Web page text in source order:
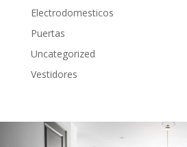
Electrodomesticos
Puertas
Uncategorized
Vestidores